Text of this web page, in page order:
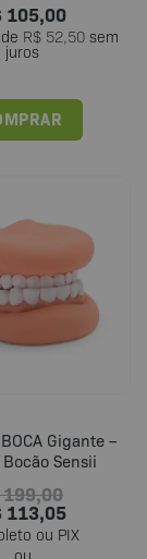
105,00
R$52,50sem
juros
Gigante –
Sensii
113,05